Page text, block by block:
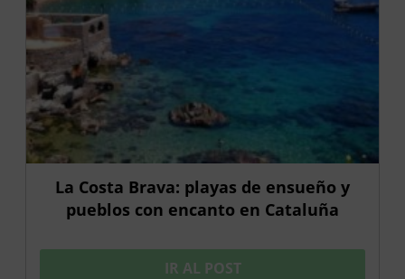
La Costa Brava: playas de ensueño y
pueblos con encanto en Cataluña
IR AL POST